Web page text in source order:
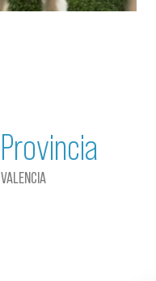
Provincia
VALENCIA